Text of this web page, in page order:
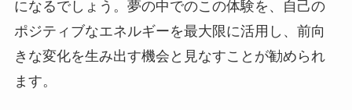
になるでしょう。夢の中でのこの体験を、自己の
ポジティブなエネルギーを最大限に活用し、前向
きな変化を生み出す機会と見なすことが勧められ
ます。